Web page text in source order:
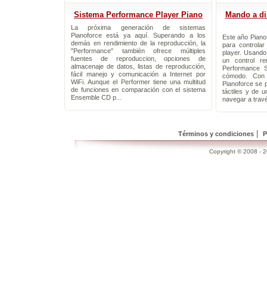
Sistema Performance Player Piano
La próxima generación de sistemas
Pianoforce está ya aquí. Superando a los
demás en rendimiento de la reproducción, la
"Performance" también ofrece múltiples
fuentes de reproduccion, opciones de
almacenaje de datos, listas de reproducción,
fácil manejo y comunicación a Internet por
WiFi. Aunque el Performer tiene una multitud
de funciones en comparación con el sistema
Ensemble CD p...
Mando a
Este año
para
player.
un control
cómodo.
Pianoforce se
táctiles y de
navegar a
Términos y condiciones|
Copyright © 2008 -